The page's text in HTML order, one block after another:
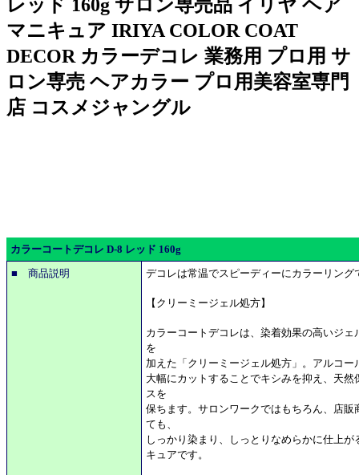
レッド 160g サロン専売品 イリヤ ヘア
マニキュア IRIYA COLOR COAT
DECOR カラーデコレ 業務用 プロ用 サ
ロン専売 ヘアカラー プロ用美容室専門
店 コスメジャングル
カラーコートデコレ D-8 レッド 160g
■ 商品説明
デコレは常温でスピーディーにカラーリング
【クリーミージェル処方】
カラーコートデコレは、染着効果の高いジ
を
加えた「クリーミージェル処方」。アルコー
大幅にカットすることでキシみを抑え、天
スを
保ちます。サロンワークではもちろん、店販
ても、
しっかり染まり、しっとりなめらかに仕上
キュアです。